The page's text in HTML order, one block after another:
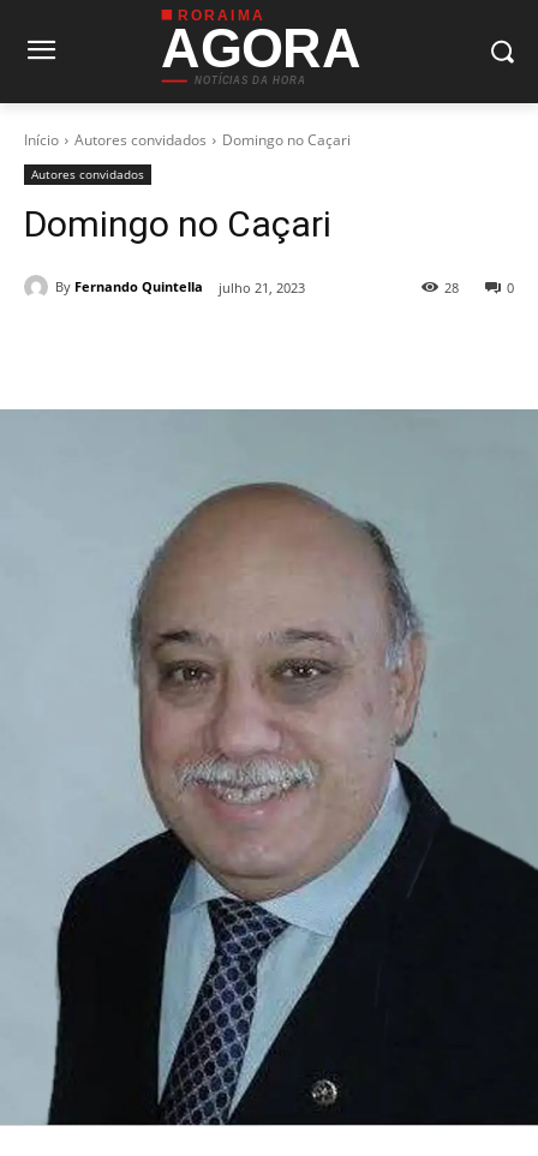
RORAIMA
AGORA
NOTÍCIAS DA HORA
Início Autores convidados Domingo no Caçari
Autores convidados
Domingo no Caçari
By Fernando Quintella julho 21, 2023 0
28